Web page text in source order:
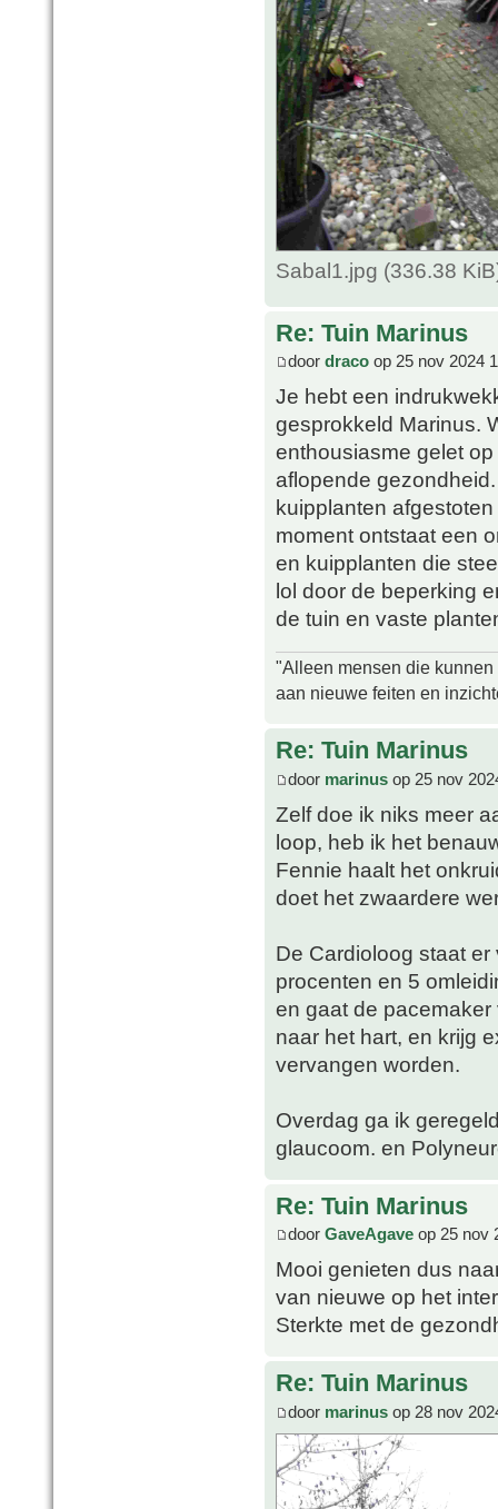
Sabal1.jpg (336.38
Re: Tuin Marinus
door draco op 25 nov 2024
Je hebt een
gesprokkeld Marinus.
enthousiasme gelet
aflopende
kuipplanten
moment ontstaat een
en kuipplanten die
lol door de beperking
de tuin en vaste
"Alleen mensen die
aan nieuwe feiten en
Re: Tuin Marinus
door marinus op 25 nov
Zelf doe ik niks meer
loop, heb ik het
Fennie haalt het
doet het zwaardere
De Cardioloog staat
procenten en 5
en gaat de
naar het hart, en krijg
vervangen worden.
Overdag ga ik
glaucoom. en
Re: Tuin Marinus
door GaveAgave op 25 nov
Mooi genieten dus
van nieuwe op het
Sterkte met de
Re: Tuin Marinus
door marinus op 28 nov